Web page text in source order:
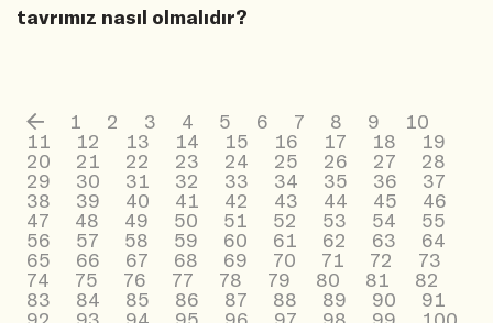
tavrımız nasıl olmalıdır?
1 2 3 4 5 6 7 8 9
10
11
12 13 14 15 16 17 18
19
20
21 22 23 24 25 26 27
28
29
30 31 32 33 34 35 36
37
38
39 40 41 42 43 44 45
46
47
48 49 50 51 52 53 54
55
56
57 58 59 60 61 62 63
64
65
66 67 68 69 70 71 72
73
74
75 76 77 78 79 80 81
82
83
84 85 86 87 88 89 90
91